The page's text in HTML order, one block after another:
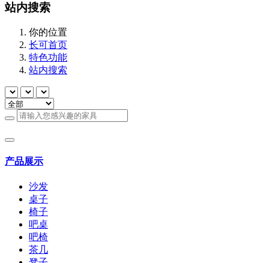
站内搜索
你的位置
长可首页
特色功能
站内搜索
产品展示
沙发
桌子
椅子
吧桌
吧椅
茶几